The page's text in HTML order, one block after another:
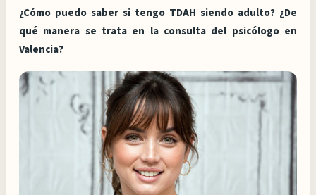
¿Cómo puedo saber si tengo TDAH siendo adulto? ¿De
qué manera se trata en la consulta del psicólogo en
Valencia?